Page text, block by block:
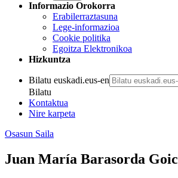
Informazio Orokorra
Erabilerraztasuna
Lege-informazioa
Cookie politika
Egoitza Elektronikoa
Hizkuntza
Bilatu euskadi.eus-en
Bilatu
Kontaktua
Nire karpeta
Osasun Saila
Juan María Barasorda